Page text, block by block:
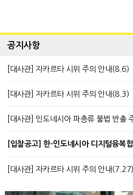
공지사항
[대사관] 자카르타 시위 주의 안내(8.6)
[대사관] 자카르타 시위 주의 안내(8.3)
[대사관] 인도네시아 파충류 불법 반출
[입찰공고] 한-인도네시아 디지털융복
[대사관] 자카르타 시위 주의 안내(7.27)